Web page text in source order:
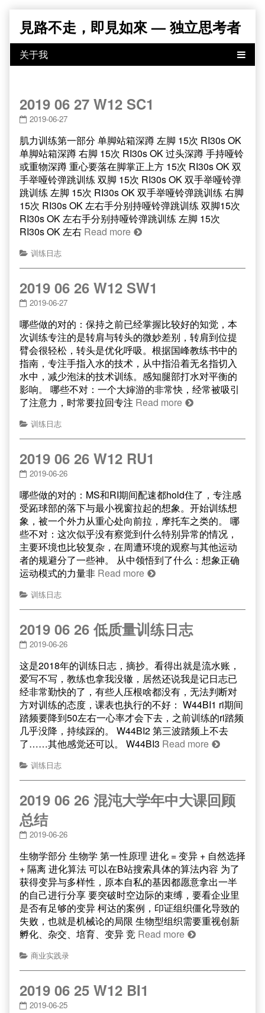
content
見路不走，即見如來 — 独立思考者
2019 06 27 W12 SC1
2019-06-27
肌力训练第一部分 单脚站箱深蹲 左脚 15次 RI30s OK
单脚站箱深蹲 右脚 15次 RI30s OK 过头深蹲 手持哑铃
或重物深蹲 重心要落在脚掌正上方 15次 RI30s OK 双
手举哑铃弹跳训练 双脚 15次 RI30s OK 双手举哑铃弹
跳训练 左脚 15次 RI30s OK 双手举哑铃弹跳训练 右脚
15次 RI30s OK 左右手分别持哑铃弹跳训练 双脚15次
RI30s OK 左右手分别持哑铃弹跳训练 左脚 15次
RI30s OK 左右 Read more
训练日志
2019 06 26 W12 SW1
2019-06-27
哪些做的对的：保持之前已经掌握比较好的知觉，本
次训练专注的是转肩与转头的微妙差别，转肩到位提
臂会很轻松，转头是优化呼吸。根据国峰教练书中的
指南，专注手指入水的技术，从中指沿着无名指切入
水中，减少泡沫的技术训练。感知腿部打水对平衡的
影响。 哪些不对：一个大婶游的非常快，经常被吸引
了注意力，时常要拉回专注 Read more
训练日志
2019 06 26 W12 RU1
2019-06-26
哪些做的对的：MS和RI期间配速都hold住了，专注感
受跖球部的落下与最小视窗拉起的想象。开始训练想
象，被一个外力从重心处向前拉，摩托车之类的。 哪
些不对：这次似乎没有察觉到什么特别异常的情况，
主要环境也比较复杂，在周遭环境的观察与其他运动
者的规避分了一些神。 从中领悟到了什么：想象正确
运动模式的力量非 Read more
训练日志
2019 06 26 低质量训练日志
2019-06-26
这是2018年的训练日志，摘抄。看得出就是流水账，
爱写不写，教练也拿我没辙，居然还说我是记日志已
经非常勤快的了，有些人压根啥都没有，无法判断对
方对训练的态度，课表也执行的不好： W44BI1 ri期间
踏频要降到50左右一心率才会下去，之前训练的ri踏频
几乎没降，持续踩的。 W44BI2 第三波踏频上不去
了……其他感觉还可以。 W44BI3 Read more
训练日志
2019 06 26 混沌大学年中大课回顾
总结
2019-06-26
生物学部分 生物学 第一性原理 进化 = 变异 + 自然选择
+ 隔离 进化算法 可以在B站搜索具体的算法内容 为了
获得变异与多样性，原本自私的基因都愿意拿出一半
的自己进行分享 要突破时空边际的束缚，要看企业里
是否有足够的变异 柯达的案例，印证组织僵化导致的
失败，也就是机械论的局限 生物型组织需要重视创新
孵化、杂交、培育、变异 竞 Read more
商业实践录
2019 06 25 W12 BI1
2019-06-25